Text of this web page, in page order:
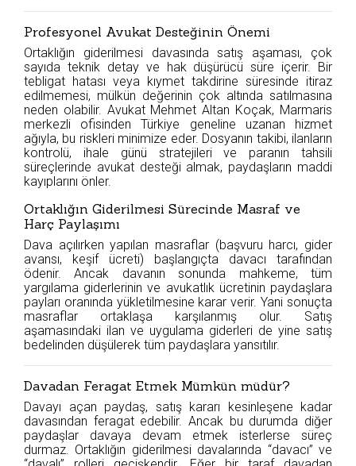
Profesyonel Avukat Desteğinin Önemi
Ortaklığın giderilmesi davasında satış aşaması, çok
sayıda teknik detay ve hak düşürücü süre içerir. Bir
tebligat hatası veya kıymet takdirine süresinde itiraz
edilmemesi, mülkün değerinin çok altında satılmasına
neden olabilir. Avukat Mehmet Altan Koçak, Marmaris
merkezli ofisinden Türkiye geneline uzanan hizmet
ağıyla, bu riskleri minimize eder. Dosyanın takibi, ilanların
kontrolü, ihale günü stratejileri ve paranın tahsili
süreçlerinde avukat desteği almak, paydaşların maddi
kayıplarını önler.
Ortaklığın Giderilmesi Sürecinde Masraf ve
Harç Paylaşımı
Dava açılırken yapılan masraflar (başvuru harcı, gider
avansı, keşif ücreti) başlangıçta davacı tarafından
ödenir. Ancak davanın sonunda mahkeme, tüm
yargılama giderlerinin ve avukatlık ücretinin paydaşlara
payları oranında yükletilmesine karar verir. Yani sonuçta
masraflar ortaklaşa karşılanmış olur. Satış
aşamasındaki ilan ve uygulama giderleri de yine satış
bedelinden düşülerek tüm paydaşlara yansıtılır.
Davadan Feragat Etmek Mümkün müdür?
Davayı açan paydaş, satış kararı kesinleşene kadar
davasından feragat edebilir. Ancak bu durumda diğer
paydaşlar davaya devam etmek isterlerse süreç
durmaz. Ortaklığın giderilmesi davalarında “davacı” ve